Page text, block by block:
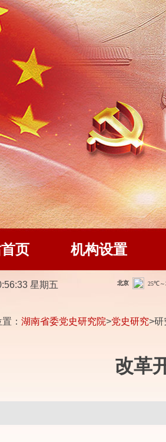
页 机构设置
星期五
： 湖南省委党史研究院>党史研究>研
改革